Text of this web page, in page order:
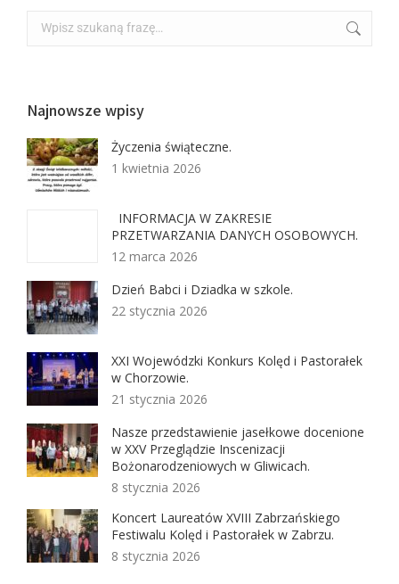
Najnowsze wpisy
Życzenia świąteczne.
1 kwietnia 2026
INFORMACJA W ZAKRESIE
PRZETWARZANIA DANYCH OSOBOWYCH.
12 marca 2026
Dzień Babci i Dziadka w szkole.
22 stycznia 2026
XXI Wojewódzki Konkurs Kolęd i Pastorałek
w Chorzowie.
21 stycznia 2026
Nasze przedstawienie jasełkowe docenione
w XXV Przeglądzie Inscenizacji
Bożonarodzeniowych w Gliwicach.
8 stycznia 2026
Koncert Laureatów XVIII Zabrzańskiego
Festiwalu Kolęd i Pastorałek w Zabrzu.
8 stycznia 2026